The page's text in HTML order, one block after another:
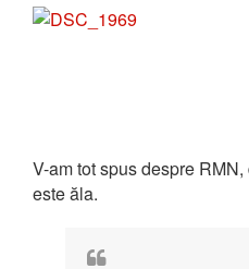
V-am tot spus despre
este ăla.